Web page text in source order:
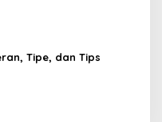
Tipe, dan Tips